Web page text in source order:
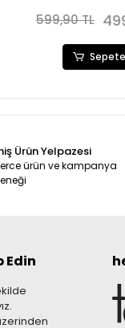
Kombini 3281
599,90 TL
Ürün Yelpazesi
ürün ve kampanya
Edin